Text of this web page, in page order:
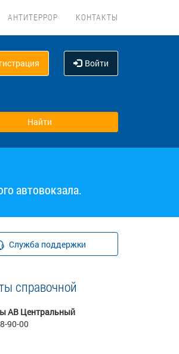
АНТИТЕРРОР КОНТАКТЫ
Войти
автовокзала.
Служба поддержки
справочной
АВ Центральный
90-00